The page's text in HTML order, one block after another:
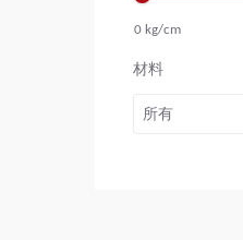
0 kg/cm
材料